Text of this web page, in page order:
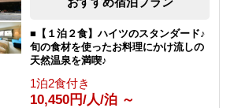
おすすめ宿泊プラン
■【１泊２食】ハイツのスタンダード♪
旬の食材を使ったお料理にかけ流しの
天然温泉を満喫♪
1泊2食付き
10,450円/人/泊 ～